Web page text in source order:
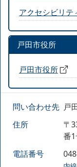
アクセシビリテ
戸田市役所
戸田市役所
問い合わせ先 戸
住所
〒
番
電話番号